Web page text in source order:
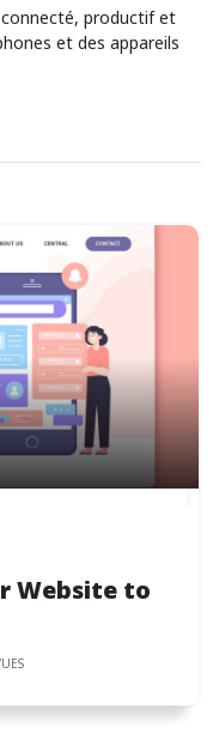
productif et
et des appareils
Website to